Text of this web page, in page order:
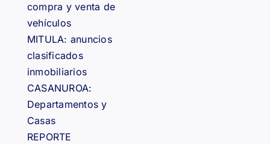
compra y venta de
vehículos
MITULA: anuncios
clasificados
inmobiliarios
CASANUROA:
Departamentos y
Casas
REPORTE